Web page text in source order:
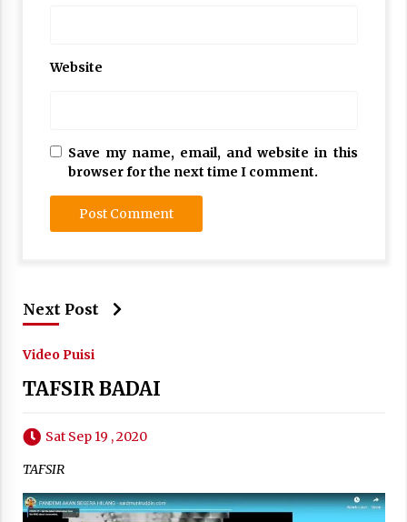
Website
Save my name, email, and website in this
browser for the next time I comment.
Next Post
Video Puisi
TAFSIR BADAI
Sat Sep 19 , 2020
TAFSIR